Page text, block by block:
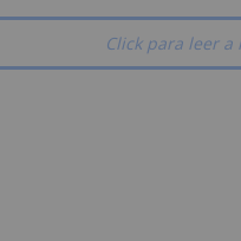
Click para leer